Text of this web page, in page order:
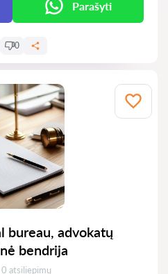
Parašyti
0
bureau, advokatų
bendrija
Atsiliepimų:
0 atsiliepimų